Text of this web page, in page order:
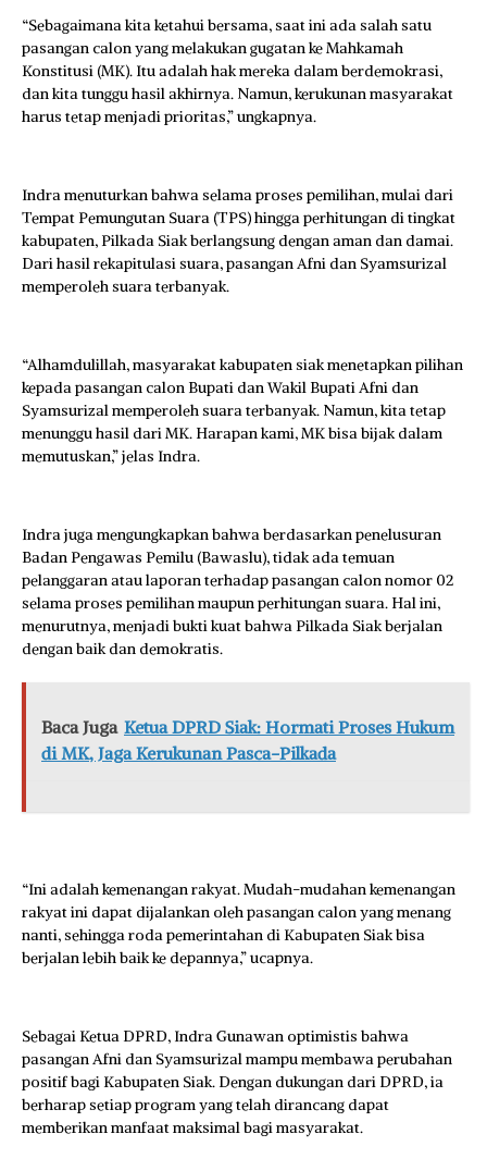
“Sebagaimana kita ketahui bersama, saat ini ada salah satu
pasangan calon yang melakukan gugatan ke Mahkamah
Konstitusi (MK). Itu adalah hak mereka dalam berdemokrasi,
dan kita tunggu hasil akhirnya. Namun, kerukunan masyarakat
harus tetap menjadi prioritas,” ungkapnya.
Indra menuturkan bahwa selama proses pemilihan, mulai dari
Tempat Pemungutan Suara (TPS) hingga perhitungan di tingkat
kabupaten, Pilkada Siak berlangsung dengan aman dan damai.
Dari hasil rekapitulasi suara, pasangan Afni dan Syamsurizal
memperoleh suara terbanyak.
“Alhamdulillah, masyarakat kabupaten siak menetapkan pilihan
kepada pasangan calon Bupati dan Wakil Bupati Afni dan
Syamsurizal memperoleh suara terbanyak. Namun, kita tetap
menunggu hasil dari MK. Harapan kami, MK bisa bijak dalam
memutuskan,” jelas Indra.
Indra juga mengungkapkan bahwa berdasarkan penelusuran
Badan Pengawas Pemilu (Bawaslu), tidak ada temuan
pelanggaran atau laporan terhadap pasangan calon nomor 02
selama proses pemilihan maupun perhitungan suara. Hal ini,
menurutnya, menjadi bukti kuat bahwa Pilkada Siak berjalan
dengan baik dan demokratis.
Baca Juga Ketua DPRD Siak: Hormati Proses Hukum
di MK, Jaga Kerukunan Pasca-Pilkada
“Ini adalah kemenangan rakyat. Mudah-mudahan kemenangan
rakyat ini dapat dijalankan oleh pasangan calon yang menang
nanti, sehingga roda pemerintahan di Kabupaten Siak bisa
berjalan lebih baik ke depannya,” ucapnya.
Sebagai Ketua DPRD, Indra Gunawan optimistis bahwa
pasangan Afni dan Syamsurizal mampu membawa perubahan
positif bagi Kabupaten Siak. Dengan dukungan dari DPRD, ia
berharap setiap program yang telah dirancang dapat
memberikan manfaat maksimal bagi masyarakat.